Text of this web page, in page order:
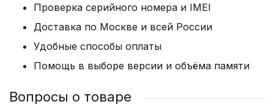
Проверка серийного номера и IMEI
Доставка по Москве и всей России
Удобные способы оплаты
Помощь в выборе версии и объёма памяти
Вопросы о товаре